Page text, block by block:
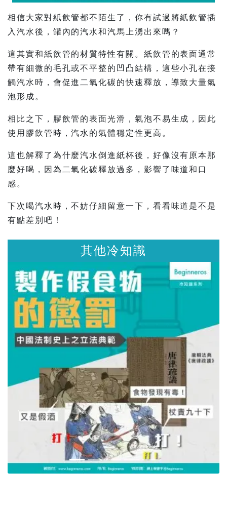
相信大家對紙飲管都不陌生了，你有試過將紙飲管插
入汽水後，罐內的汽水和汽馬上湧出來嗎？
這其實和紙飲管的材質特性有關。紙飲管的表面通常
帶有細微的毛孔或不平整的凹凸結構，這些小孔在接
觸汽水時，會促進二氧化碳的快速釋放，導致大量氣
泡形成。
相比之下，膠飲管的表面光滑，氣泡不易生成，因此
使用膠飲管時，汽水的氣體穩定性更高。
這也解釋了為什麼汽水倒進紙杯後，好像沒有原本那
麼好喝，因為二氧化碳釋放過多，影響了味道和口
感。
下次喝汽水時，不妨仔細留意一下，看看味道是不是
有點差別吧！